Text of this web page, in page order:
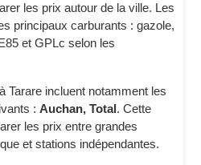
les prix autour de la ville. Les
principaux carburants : gazole,
et GPLc selon les
Tarare incluent notamment les
:Auchan, Total. Cette
les prix entre grandes
et stations indépendantes.